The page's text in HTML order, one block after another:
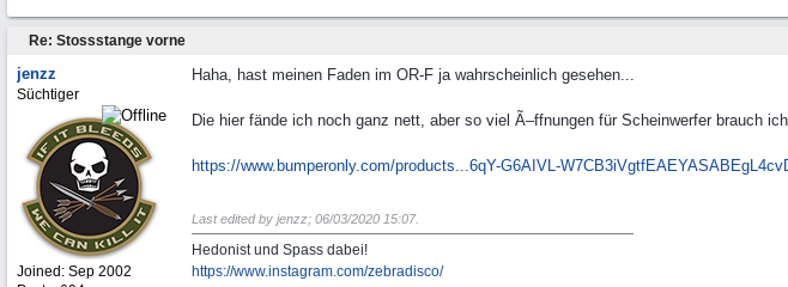
Re: Stossstange vorne
jenzz
Süchtiger
Joined: Sep 2002
Haha, hast meinen Faden im OR-F ja wahrscheinlich gesehen...
Die hier fände ich noch ganz nett, aber so viel Ã–ffnungen für Scheinwerfer brauch
https://www.bumperonly.com/products...6qY-G6AIVL-
Last edited by jenzz; 06/03/2020 15:07.
Hedonist und Spass dabei!
https://www.instagram.com/zebradisco/